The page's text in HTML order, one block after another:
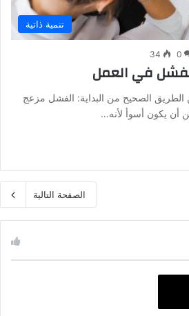
تنمية ذاتية
0
34
في العمل
الصحيح من البداية: الفشل مزعج
أن يكون أسوأ لأنه…
الصفحة التالية